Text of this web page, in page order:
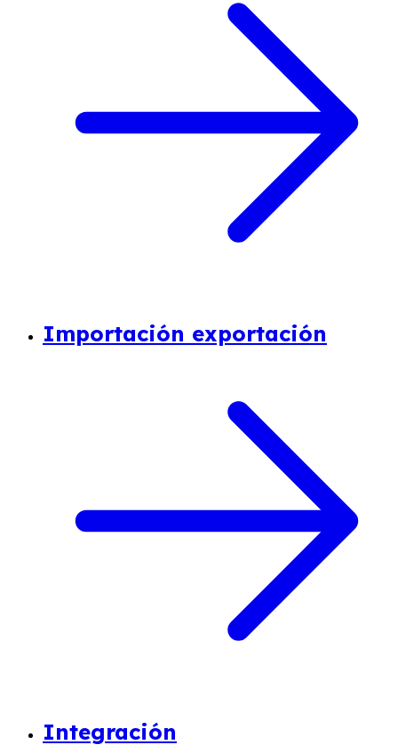
Importación exportación
Integración